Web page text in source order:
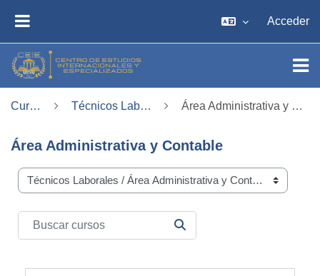
Acceder
Cursos Técnicos Laborales Área Administrativa y Contable
Área Administrativa y Contable
Categorías
Buscar cursos
BUSCAR CURSOS